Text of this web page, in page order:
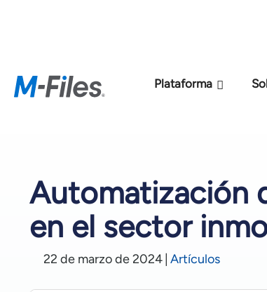
Plataforma
Automatización
en el sector
22 de marzo de 2024 Artículos